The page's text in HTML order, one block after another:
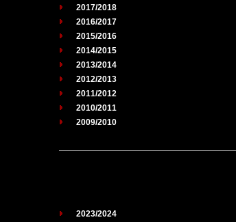
2017/2018
2016/2017
2015/2016
2014/2015
2013/2014
2012/2013
2011/2012
2010/2011
2009/2010
2023/2024